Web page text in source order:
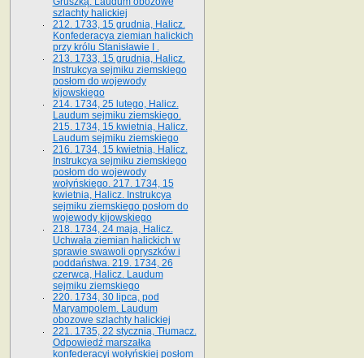
szlachty halickiej
212. 1733, 15 grudnia, Halicz.
Konfederacya ziemian halickich
przy królu Stanisławie I .
213. 1733, 15 grudnia, Halicz.
Instrukcya sejmiku ziemskiego
posłom do wojewody
kijowskiego
214. 1734, 25 lutego, Halicz.
Laudum sejmiku ziemskiego.
215. 1734, 15 kwietnia, Halicz.
Laudum sejmiku ziemskiego
216. 1734, 15 kwietnia, Halicz.
Instrukcya sejmiku ziemskiego
posłom do wojewody
wołyńskiego. 217. 1734, 15
kwietnia, Halicz. Instrukcya
sejmiku ziemskiego posłom do
wojewody kijowskiego
218. 1734, 24 maja, Halicz.
Uchwała ziemian halickich w
sprawie swawoli opryszków i
poddaństwa. 219. 1734, 26
czerwca, Halicz. Laudum
sejmiku ziemskiego
220. 1734, 30 lipca, pod
Maryampolem. Laudum
obozowe szlachty halickiej
221. 1735, 22 stycznia, Tłumacz.
Odpowiedź marszałka
konfederacyi wołyńskiej posłom